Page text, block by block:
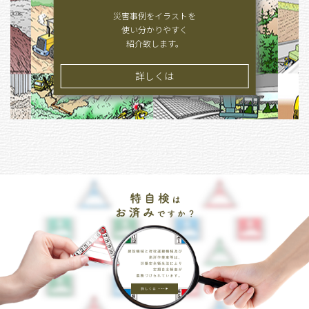
災害事例をイラストを
使い分かりやすく
紹介致します。
詳しくは